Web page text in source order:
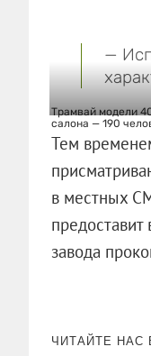
—
Трамвай модели
салона — 190
Тем
в местных
завода
ЧИТАЙТЕ НАС